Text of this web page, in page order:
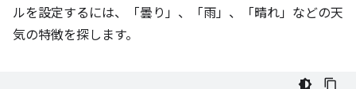
ルを設定するには、「曇り」、「雨」、「晴れ」などの天
気の特徴を探します。